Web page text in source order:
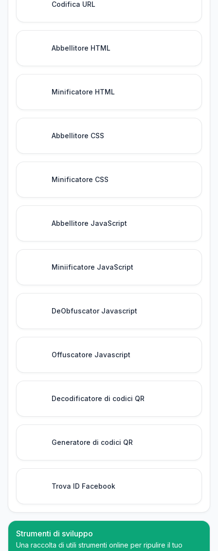
Codifica URL
Abbellitore HTML
Minificatore HTML
Abbellitore CSS
Minificatore CSS
Abbellitore JavaScript
Miniificatore JavaScript
DeObfuscator Javascript
Offuscatore Javascript
Decodificatore di codici QR
Generatore di codici QR
Trova ID Facebook
Strumenti di sviluppo
Una raccolta di utili strumenti online per ripulire il tuo